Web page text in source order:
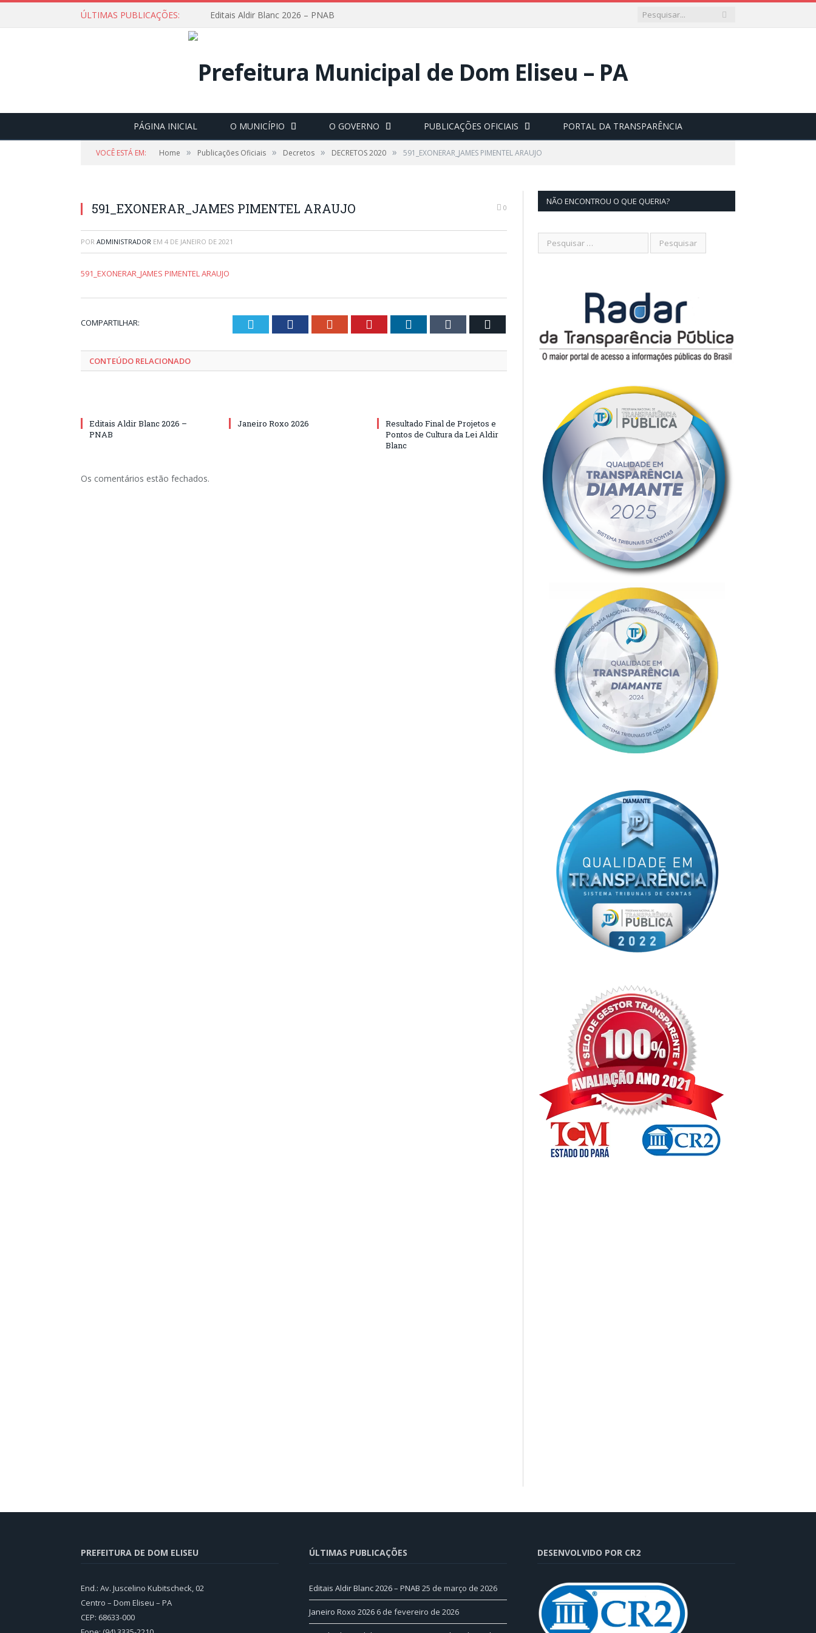
ÚLTIMAS PUBLICAÇÕES: Editais Aldir Blanc 2026 – PNAB
PÁGINA INICIAL O MUNICÍPIO O GOVERNO PUBLICAÇÕES OFICIAIS PORTAL DA TRANSPARÊNCIA
VOCÊ ESTÁ EM: Home » Publicações Oficiais » Decretos » DECRETOS 2020 » 591_EXONERAR_JAMES PIMENTEL ARAUJO
591_EXONERAR_JAMES PIMENTEL ARAUJO 0
POR ADMINISTRADOR EM 4 DE JANEIRO DE 2021
591_EXONERAR_JAMES PIMENTEL ARAUJO
COMPARTILHAR: Twitter Facebook Google+ Pinterest LinkedIn Tumblr
CONTEÚDO RELACIONADO
Editais Aldir Blanc 2026 –
PNAB
Janeiro Roxo 2026
Resultado Final de Projetos e
Pontos de Cultura da Lei Aldir
Blanc
Os comentários estão fechados.
NÃO ENCONTROU O QUE QUERIA?
PREFEITURA DE DOM ELISEU
End.: Av. Juscelino Kubitscheck, 02
Centro – Dom Eliseu – PA
CEP: 68633-000
ÚLTIMAS PUBLICAÇÕES
Editais Aldir Blanc 2026 – PNAB 25 de março de 2026
Janeiro Roxo 2026 6 de fevereiro de 2026
DESENVOLVIDO POR CR2